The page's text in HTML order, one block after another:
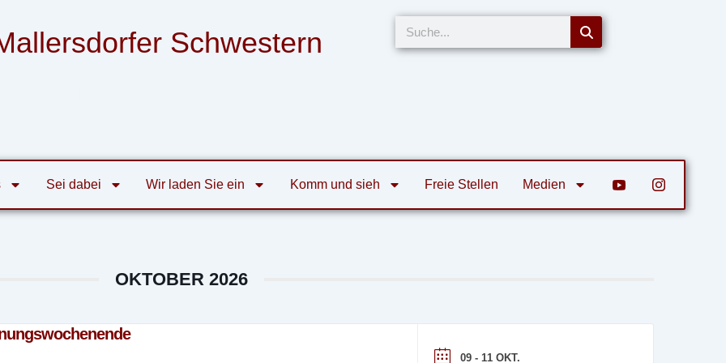
Schwestern
Suche
Sei dabei Wir laden Sie ein Komm und sieh Freie Stellen Medien
OKTOBER 2026
09 - 11 OKT.